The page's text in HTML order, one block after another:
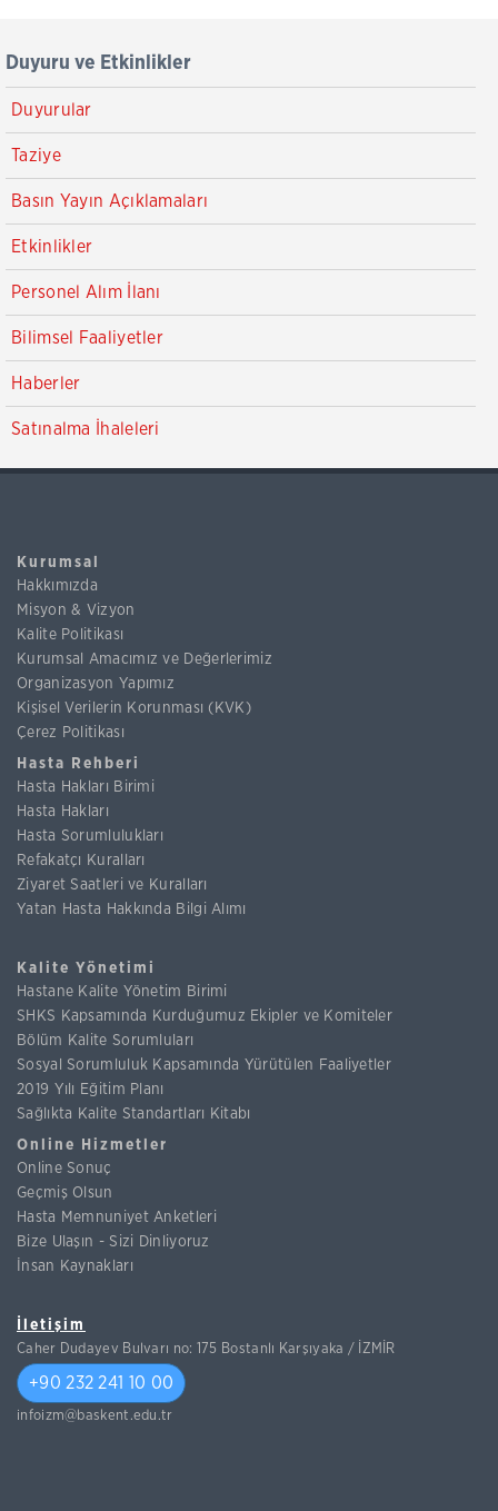
Duyuru ve Etkinlikler
Duyurular
Taziye
Basın Yayın Açıklamaları
Etkinlikler
Personel Alım İlanı
Bilimsel Faaliyetler
Haberler
Satınalma İhaleleri
Kurumsal
Hakkımızda
Misyon & Vizyon
Kalite Politikası
Kurumsal Amacımız ve Değerlerimiz
Organizasyon Yapımız
Kişisel Verilerin Korunması (KVK)
Çerez Politikası
Hasta Rehberi
Hasta Hakları Birimi
Hasta Hakları
Hasta Sorumlulukları
Refakatçı Kuralları
Ziyaret Saatleri ve Kuralları
Yatan Hasta Hakkında Bilgi Alımı
Kalite Yönetimi
Hastane Kalite Yönetim Birimi
SHKS Kapsamında Kurduğumuz Ekipler ve Komiteler
Bölüm Kalite Sorumluları
Sosyal Sorumluluk Kapsamında Yürütülen Faaliyetler
2019 Yılı Eğitim Planı
Sağlıkta Kalite Standartları Kitabı
Online Hizmetler
Online Sonuç
Geçmiş Olsun
Hasta Memnuniyet Anketleri
Bize Ulaşın - Sizi Dinliyoruz
İnsan Kaynakları
İletişim
Caher Dudayev Bulvarı no: 175 Bostanlı Karşıyaka / İZMİR
+90 232 241 10 00
infoizm@baskent.edu.tr